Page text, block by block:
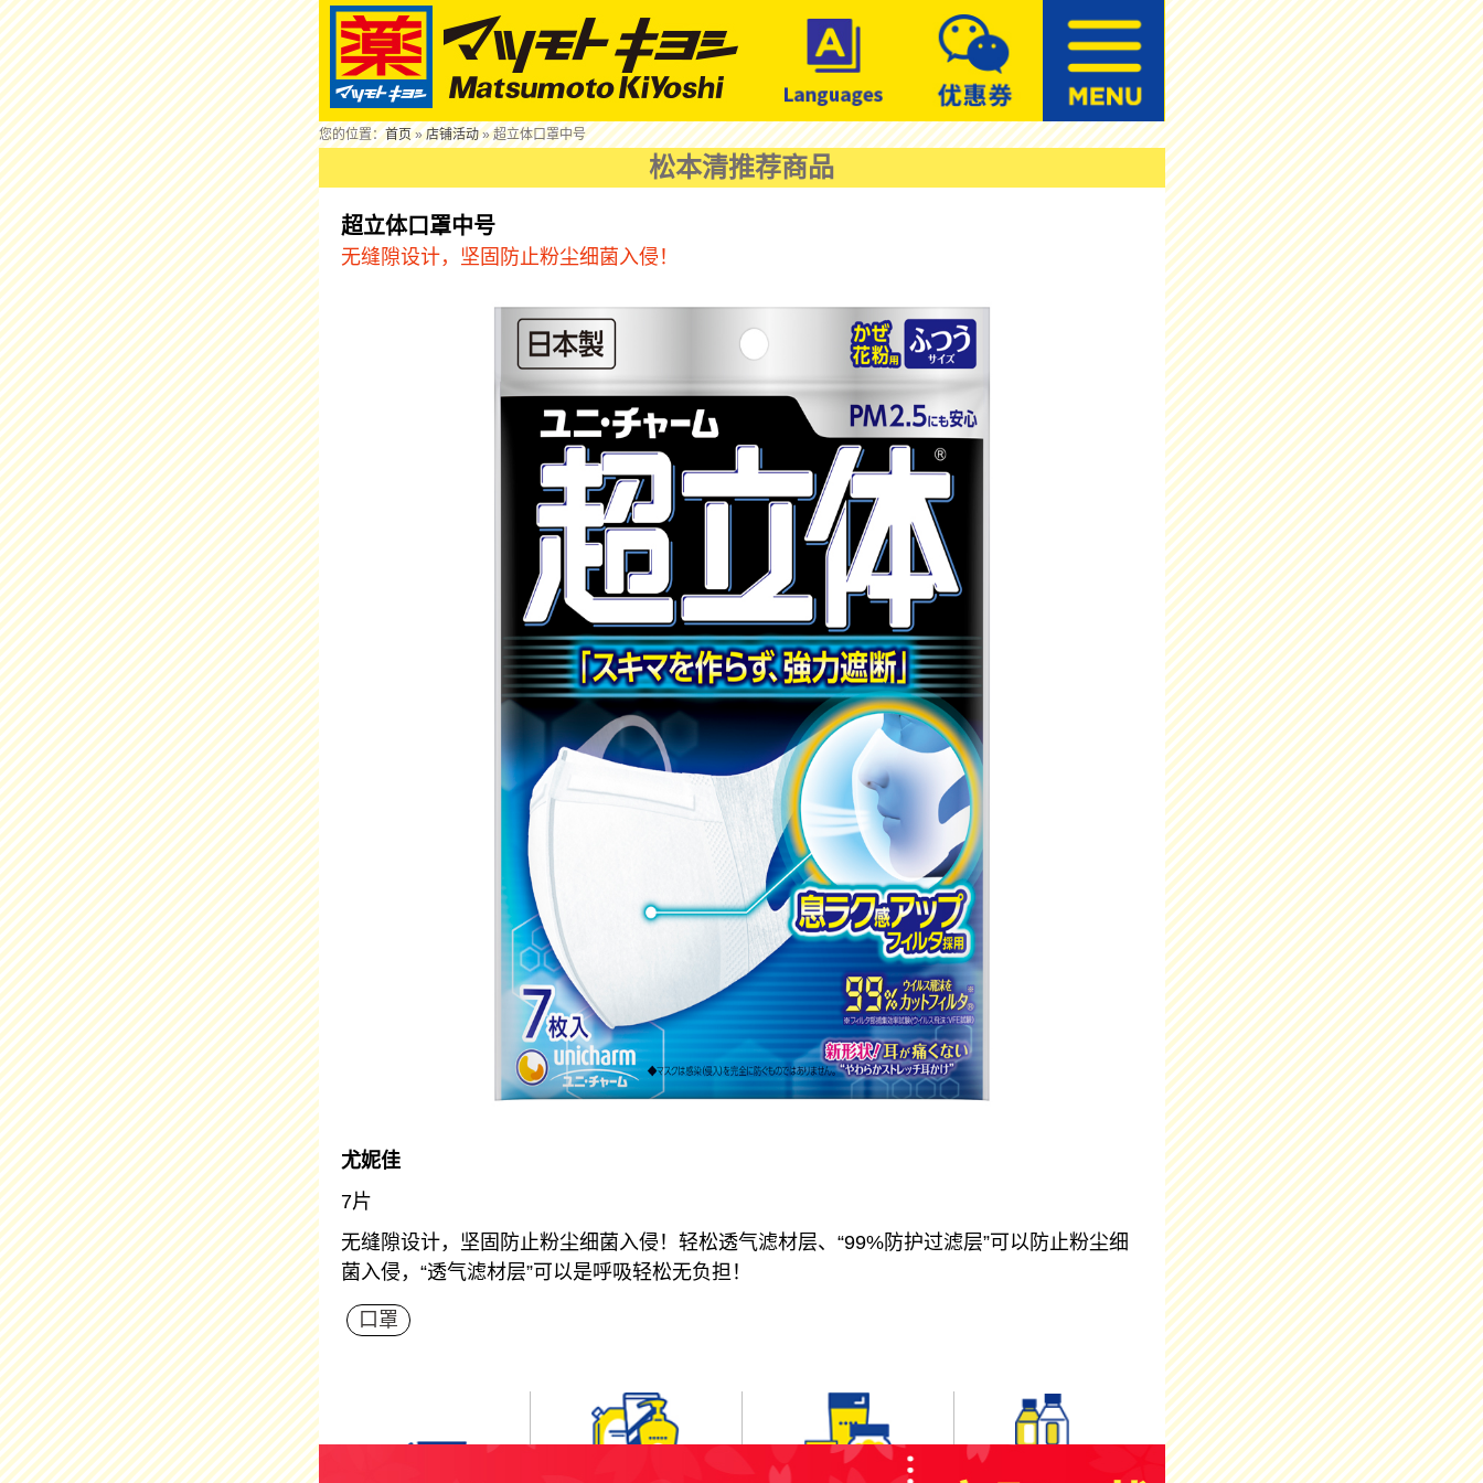
您的位置：首页»店铺活动» 超立体口罩中号
松本清推荐商品
超立体口罩中号
无缝隙设计，坚固防止粉尘细菌入侵！
尤妮佳
7片
无缝隙设计，坚固防止粉尘细菌入侵！轻松透气滤材层、“99%防护过滤层”可以防止粉尘细
菌入侵，“透气滤材层”可以是呼吸轻松无负担！
口罩